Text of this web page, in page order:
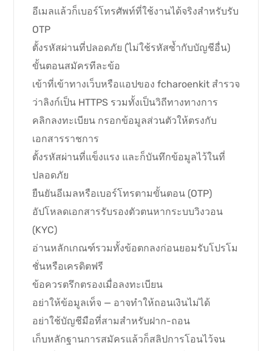
อีเมลแล้วก็เบอร์โทรศัพท์ที่ใช้งานได้จริงสำหรับรับ
OTP
ตั้งรหัสผ่านที่ปลอดภัย (ไม่ใช้รหัสซ้ำกับบัญชีอื่น)
ขั้นตอนสมัครทีละข้อ
เข้าที่เข้าทางเว็บหรือแอปของ fcharoenkit สำรวจ
ว่าลิงก์เป็น HTTPS รวมทั้งเป็นวิถีทางทางการ
คลิกลงทะเบียน กรอกข้อมูลส่วนตัวให้ตรงกับ
เอกสารราชการ
ตั้งรหัสผ่านที่แข็งแรง และก็บันทึกข้อมูลไว้ในที่
ปลอดภัย
ยืนยันอีเมลหรือเบอร์โทรตามขั้นตอน (OTP)
อัปโหลดเอกสารรับรองตัวตนหากระบบวิงวอน
(KYC)
อ่านหลักเกณฑ์รวมทั้งข้อตกลงก่อนยอมรับโปรโม
ชั่นหรือเครดิตฟรี
ข้อควรตรึกตรองเมื่อลงทะเบียน
อย่าให้ข้อมูลเท็จ — อาจทำให้ถอนเงินไม่ได้
อย่าใช้บัญชีมือที่สามสำหรับฝาก-ถอน
เก็บหลักฐานการสมัครแล้วก็สลิปการโอนไว้จน